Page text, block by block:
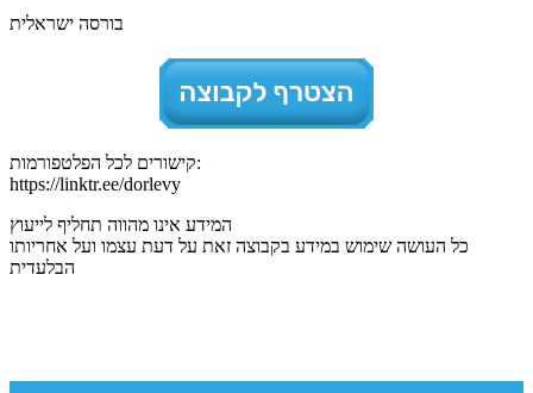
בורסה ישראלית
קישורים לכל הפלטפורמות:
https://linktr.ee/dorlevy
המידע אינו מהווה תחליף לייעוץ
כל העושה שימוש במידע בקבוצה זאת על דעת עצמו ועל אחריותו
הבלעדית